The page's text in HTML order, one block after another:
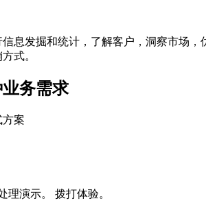
息发掘和统计，了解客户，洞察市场，
式。
务需求
案
理演示。 拨打体验。